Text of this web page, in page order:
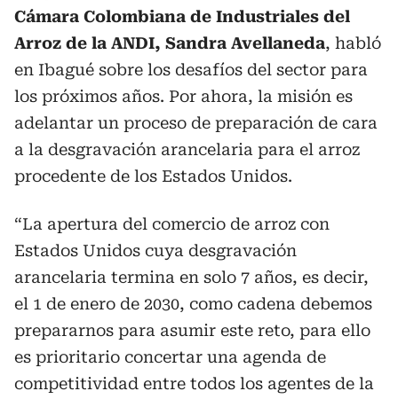
Cámara Colombiana de Industriales del
Arroz de la ANDI, Sandra Avellaneda, habló
en Ibagué sobre los desafíos del sector para
los próximos años. Por ahora, la misión es
adelantar un proceso de preparación de cara
a la desgravación arancelaria para el arroz
procedente de los Estados Unidos.
“La apertura del comercio de arroz con
Estados Unidos cuya desgravación
arancelaria termina en solo 7 años, es decir,
el 1 de enero de 2030, como cadena debemos
prepararnos para asumir este reto, para ello
es prioritario concertar una agenda de
competitividad entre todos los agentes de la